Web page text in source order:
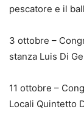
pescatore e il
3 ottobre –
stanza Luis Di
11 ottobre –
Locali Quintetto